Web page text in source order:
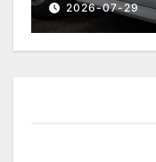
2026-07-29